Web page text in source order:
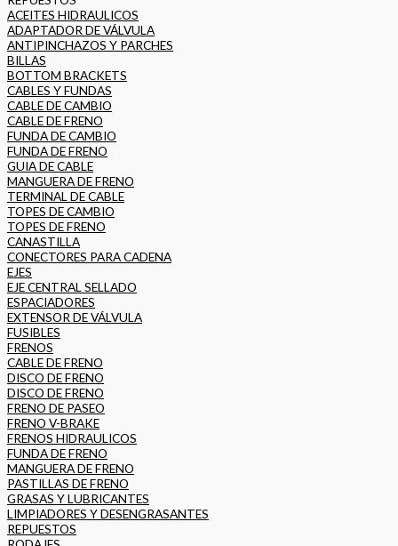
ACEITES HIDRAULICOS
ADAPTADOR DE VÁLVULA
ANTIPINCHAZOS Y PARCHES
BILLAS
BOTTOM BRACKETS
CABLES Y FUNDAS
CABLE DE CAMBIO
CABLE DE FRENO
FUNDA DE CAMBIO
FUNDA DE FRENO
GUIA DE CABLE
MANGUERA DE FRENO
TERMINAL DE CABLE
TOPES DE CAMBIO
TOPES DE FRENO
CANASTILLA
CONECTORES PARA CADENA
EJES
EJE CENTRAL SELLADO
ESPACIADORES
EXTENSOR DE VÁLVULA
FUSIBLES
FRENOS
CABLE DE FRENO
DISCO DE FRENO
DISCO DE FRENO
FRENO DE PASEO
FRENO V-BRAKE
FRENOS HIDRAULICOS
FUNDA DE FRENO
MANGUERA DE FRENO
PASTILLAS DE FRENO
GRASAS Y LUBRICANTES
LIMPIADORES Y DESENGRASANTES
REPUESTOS